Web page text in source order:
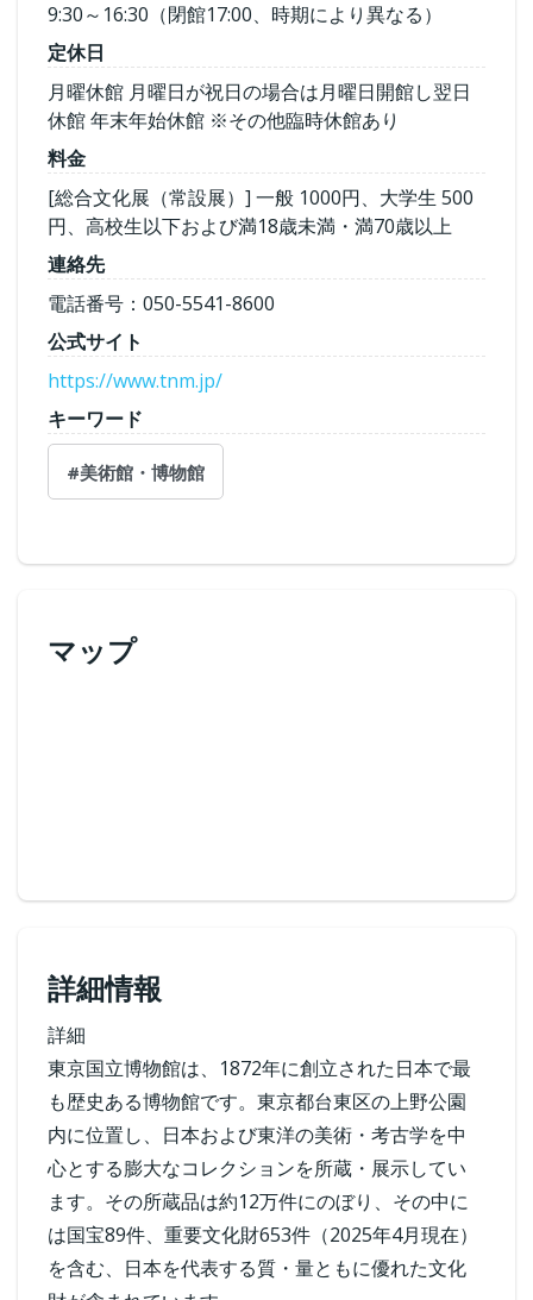
9:30～16:30（閉館17:00、時期により異なる）
定休日
月曜休館 月曜日が祝日の場合は月曜日開館し翌日
休館 年末年始休館 ※その他臨時休館あり
料金
[総合文化展（常設展）] 一般 1000円、大学生 500
円、高校生以下および満18歳未満・満70歳以上
連絡先
電話番号：050-5541-8600
公式サイト
https://www.tnm.jp/
キーワード
#美術館・博物館
マップ
詳細情報
詳細
東京国立博物館は、1872年に創立された日本で最
も歴史ある博物館です。東京都台東区の上野公園
内に位置し、日本および東洋の美術・考古学を中
心とする膨大なコレクションを所蔵・展示してい
ます。その所蔵品は約12万件にのぼり、その中に
は国宝89件、重要文化財653件（2025年4月現在）
を含む、日本を代表する質・量ともに優れた文化